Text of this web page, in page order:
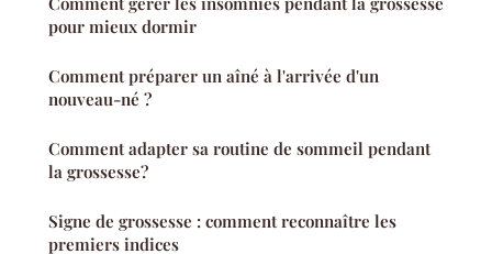
pour mieux dormir
Comment préparer un aîné à l'arrivée d'un
nouveau-né ?
Comment adapter sa routine de sommeil pendant
la grossesse?
Signe de grossesse : comment reconnaître les
premiers indices